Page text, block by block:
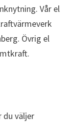
Vår el
Övrig el
du väljer